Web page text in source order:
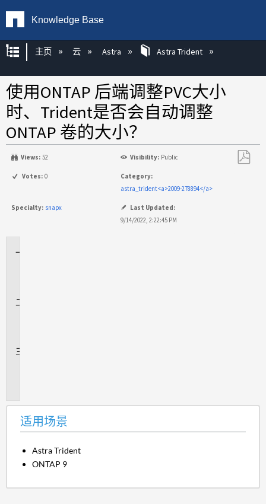
Knowledge Base
扩展/隐缩全局层次
主页 云 Astra Astra Trident
使用ONTAP 后端调整PVC大小
时、Trident是否会自动调整
ONTAP 卷的大小？
Views: 52 Visibility: Public
Votes: 0
Category:
astra_trident<a>2009-278894</a>
Specialty: snapx
Last Updated:
9/14/2022, 2:22:45 PM
适用场景
Astra Trident
ONTAP 9